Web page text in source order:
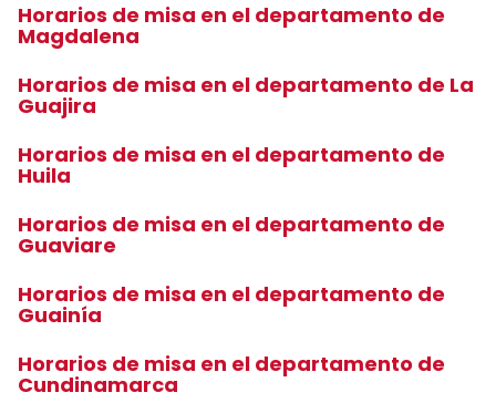
Horarios de misa en el departamento de
Magdalena
Horarios de misa en el departamento de La
Guajira
Horarios de misa en el departamento de
Huila
Horarios de misa en el departamento de
Guaviare
Horarios de misa en el departamento de
Guainía
Horarios de misa en el departamento de
Cundinamarca